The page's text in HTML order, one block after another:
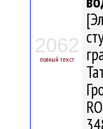
2062
полный текст